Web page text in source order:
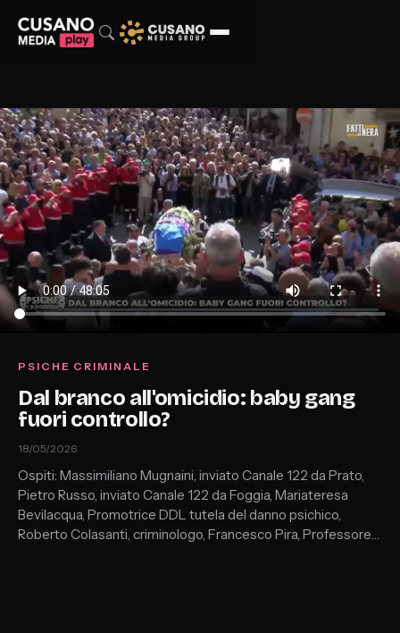
PSICHE CRIMINALE
Dal branco all'omicidio: baby gang
fuori controllo?
18/05/2026
Ospiti: Massimiliano Mugnaini, inviato Canale 122 da Prato,
Pietro Russo, inviato Canale 122 da Foggia, Mariateresa
Bevilacqua, Promotrice DDL tutela del danno psichico,
Roberto Colasanti, criminologo, Francesco Pira, Professore